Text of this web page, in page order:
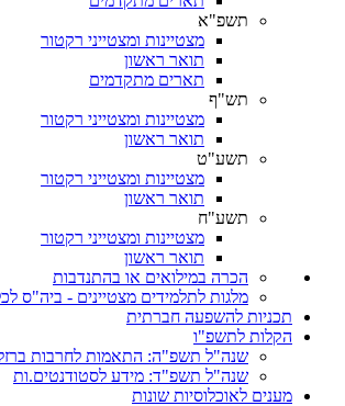
תשפ"א
מצטיינות ומצטייני רקטור
תואר ראשון
תארים מתקדמים
תש"ף
מצטיינות ומצטייני רקטור
תואר ראשון
תשע"ט
מצטיינות ומצטייני רקטור
תואר ראשון
תשע"ח
מצטיינות ומצטייני רקטור
תואר ראשון
הכרה במילואים או בהתנדבות
מלגות לתלמידים מצטיינים - ביה"ס
תכניות להשפעה חברתית
הקלות לתשפ"ו
שנה"ל תשפ"ה: התאמות לחרבות
שנה"ל תשפ"ד: מידע לסטודנטים.ות
מענים לאוכלוסיות שונות